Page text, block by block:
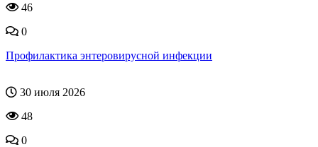
46
0
Профилактика энтеровирусной инфекции
30 июля 2026
48
0